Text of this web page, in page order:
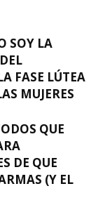
SOY LA
FASE LÚTEA
MUJERES
QUE
DE QUE
(Y EL